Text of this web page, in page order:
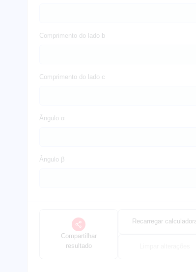
Comprimento do lado b
Comprimento do lado c
Ângulo α
Ângulo β
Compartilhar
resultado
Recarregar